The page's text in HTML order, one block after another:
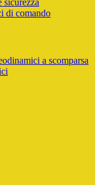
sicurezza
di comando
a scomparsa